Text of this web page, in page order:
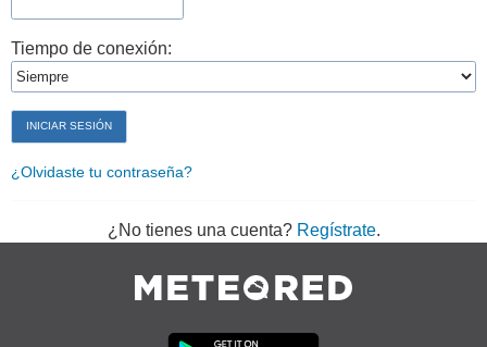
Tiempo de conexión:
¿Olvidaste tu contraseña?
¿No tienes una cuenta? Regístrate.